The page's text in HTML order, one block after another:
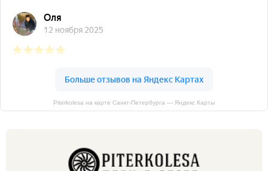
Piterkolesa на карте Санкт‑Петербурга — Яндекс Карты